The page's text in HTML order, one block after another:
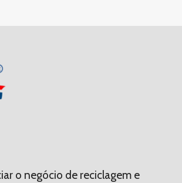
o negócio de reciclagem e